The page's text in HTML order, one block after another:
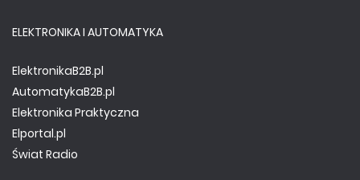
ELEKTRONIKA I AUTOMATYKA
ElektronikaB2B.pl
AutomatykaB2B.pl
Elektronika Praktyczna
Elportal.pl
Świat Radio